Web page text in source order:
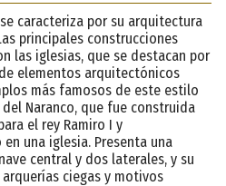
caracteriza por su arquitectura
principales construcciones
las iglesias, que se destacan por
elementos arquitectónicos
más famosos de este estilo
Naranco, que fue construida
el rey Ramiro I y
una iglesia. Presenta una
central y dos laterales, y su
ciegas y motivos